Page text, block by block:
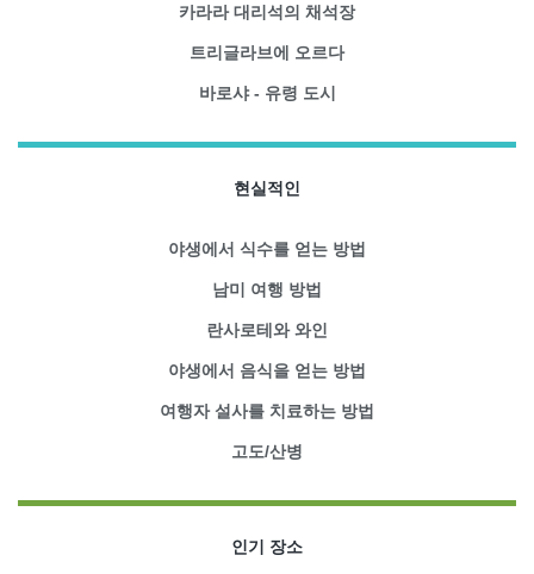
카라라 대리석의 채석장
트리글라브에 오르다
바로샤 - 유령 도시
현실적인
야생에서 식수를 얻는 방법
남미 여행 방법
란사로테와 와인
야생에서 음식을 얻는 방법
여행자 설사를 치료하는 방법
고도/산병
인기 장소